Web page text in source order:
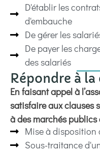
D'établir les
d'embauche
De gérer les
De payer les
des salariés
Répondre à
En faisant appel à
satisfaire aux clauses
à des marchés
Mise à disposition
Sous-traitance